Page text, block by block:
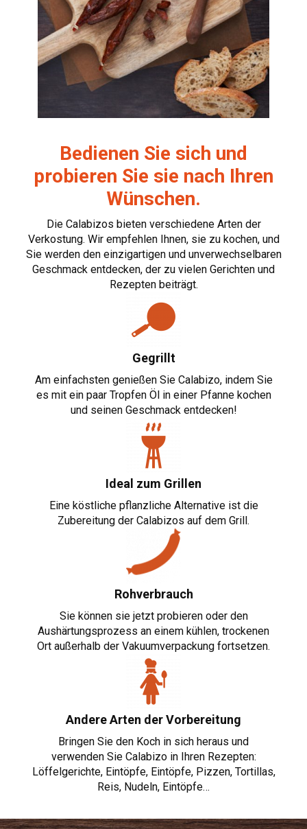
Bedienen Sie sich und
probieren Sie sie nach Ihren
Wünschen.
Die Calabizos bieten verschiedene Arten der
Verkostung. Wir empfehlen Ihnen, sie zu kochen, und
Sie werden den einzigartigen und unverwechselbaren
Geschmack entdecken, der zu vielen Gerichten und
Rezepten beiträgt.
Gegrillt
Am einfachsten genießen Sie Calabizo, indem Sie
es mit ein paar Tropfen Öl in einer Pfanne kochen
und seinen Geschmack entdecken!
Ideal zum Grillen
Eine köstliche pflanzliche Alternative ist die
Zubereitung der Calabizos auf dem Grill.
Rohverbrauch
Sie können sie jetzt probieren oder den
Aushärtungsprozess an einem kühlen, trockenen
Ort außerhalb der Vakuumverpackung fortsetzen.
Andere Arten der Vorbereitung
Bringen Sie den Koch in sich heraus und
verwenden Sie Calabizo in Ihren Rezepten:
Löffelgerichte, Eintöpfe, Eintöpfe, Pizzen, Tortillas,
Reis, Nudeln, Eintöpfe…